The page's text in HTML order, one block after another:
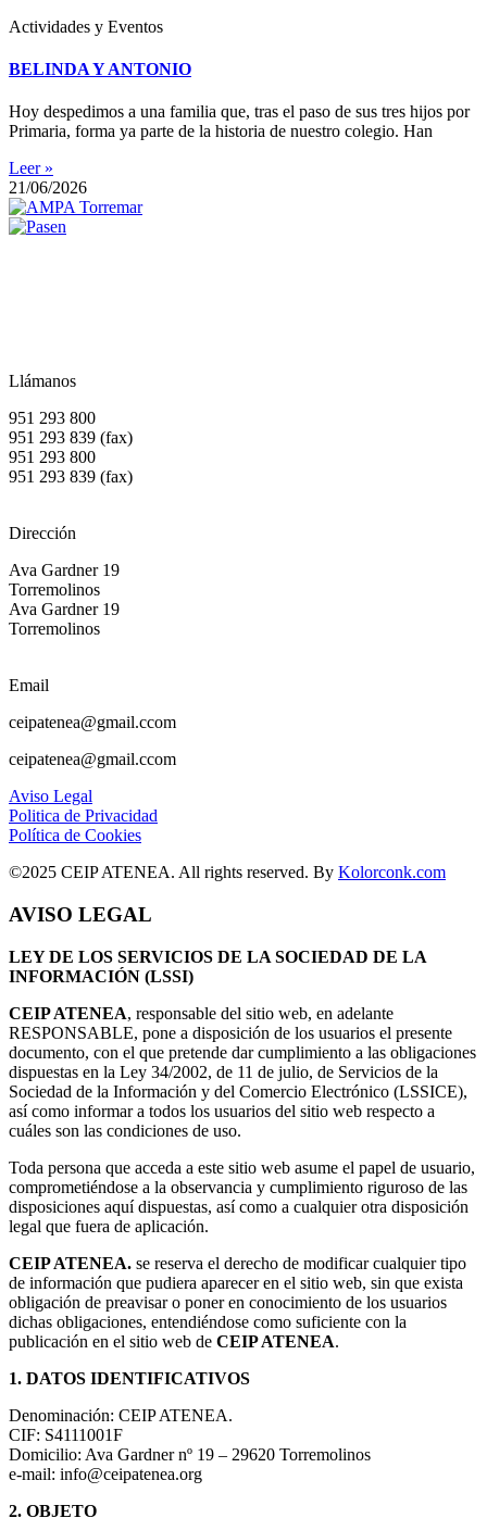
Actividades y Eventos
BELINDA Y ANTONIO
Hoy despedimos a una familia que, tras el paso de sus tres hijos por
Primaria, forma ya parte de la historia de nuestro colegio. Han
Leer »
21/06/2026
Llámanos
951 293 800
951 293 839 (fax)
951 293 800
951 293 839 (fax)
Dirección
Ava Gardner 19
Torremolinos
Ava Gardner 19
Torremolinos
Email
ceipatenea@gmail.ccom
ceipatenea@gmail.ccom
Aviso Legal
Politica de Privacidad
Política de Cookies
©2025 CEIP ATENEA. All rights reserved. By Kolorconk.com
AVISO LEGAL
LEY DE LOS SERVICIOS DE LA SOCIEDAD DE LA
INFORMACIÓN (LSSI)
CEIP ATENEA, responsable del sitio web, en adelante
RESPONSABLE, pone a disposición de los usuarios el presente
documento, con el que pretende dar cumplimiento a las obligaciones
dispuestas en la Ley 34/2002, de 11 de julio, de Servicios de la
Sociedad de la Información y del Comercio Electrónico (LSSICE),
así como informar a todos los usuarios del sitio web respecto a
cuáles son las condiciones de uso.
Toda persona que acceda a este sitio web asume el papel de usuario,
comprometiéndose a la observancia y cumplimiento riguroso de las
disposiciones aquí dispuestas, así como a cualquier otra disposición
legal que fuera de aplicación.
CEIP ATENEA. se reserva el derecho de modificar cualquier tipo
de información que pudiera aparecer en el sitio web, sin que exista
obligación de preavisar o poner en conocimiento de los usuarios
dichas obligaciones, entendiéndose como suficiente con la
publicación en el sitio web de CEIP ATENEA.
1. DATOS IDENTIFICATIVOS
Denominación: CEIP ATENEA.
CIF: S4111001F
Domicilio: Ava Gardner nº 19 – 29620 Torremolinos
e-mail: info@ceipatenea.org
2. OBJETO